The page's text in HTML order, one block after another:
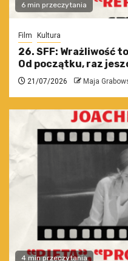
6 min przeczytania
Film Kultura
26. SFF: Wrażliwość
Od początku, raz
21/07/2026 Maja
4 min przeczytania